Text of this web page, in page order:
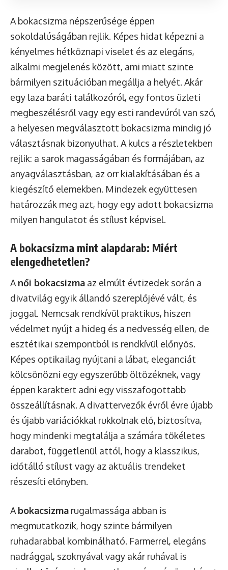
A bokacsizma népszerűsége éppen
sokoldalúságában rejlik. Képes hidat képezni a
kényelmes hétköznapi viselet és az elegáns,
alkalmi megjelenés között, ami miatt szinte
bármilyen szituációban megállja a helyét. Akár
egy laza baráti találkozóról, egy fontos üzleti
megbeszélésről vagy egy esti randevúról van szó,
a helyesen megválasztott bokacsizma mindig jó
választásnak bizonyulhat. A kulcs a részletekben
rejlik: a sarok magasságában és formájában, az
anyagválasztásban, az orr kialakításában és a
kiegészítő elemekben. Mindezek együttesen
határozzák meg azt, hogy egy adott bokacsizma
milyen hangulatot és stílust képvisel.
A bokacsizma mint alapdarab: Miért
elengedhetetlen?
A női bokacsizma az elmúlt évtizedek során a
divatvilág egyik állandó szereplőjévé vált, és
joggal. Nemcsak rendkívül praktikus, hiszen
védelmet nyújt a hideg és a nedvesség ellen, de
esztétikai szempontból is rendkívül előnyös.
Képes optikailag nyújtani a lábat, eleganciát
kölcsönözni egy egyszerűbb öltözéknek, vagy
éppen karaktert adni egy visszafogottabb
összeállításnak. A divattervezők évről évre újabb
és újabb variációkkal rukkolnak elő, biztosítva,
hogy mindenki megtalálja a számára tökéletes
darabot, függetlenül attól, hogy a klasszikus,
időtálló stílust vagy az aktuális trendeket
részesíti előnyben.
A bokacsizma rugalmassága abban is
megmutatkozik, hogy szinte bármilyen
ruhadarabbal kombinálható. Farmerrel, elegáns
nadrággal, szoknyával vagy akár ruhával is